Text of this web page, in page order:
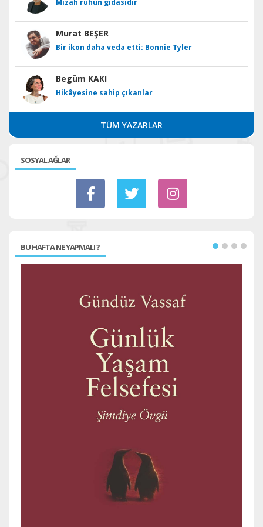
Mizah ruhun gıdasıdır
Murat BEŞER
Bir ikon daha veda etti: Bonnie Tyler
Begüm KAKI
Hikâyesine sahip çıkanlar
TÜM YAZARLAR
SOSYAL AĞLAR
BU HAFTA NE YAPMALI ?